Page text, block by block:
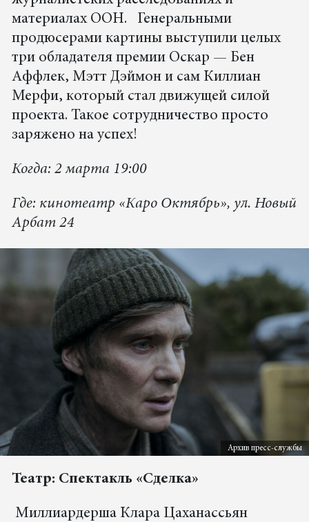
материалах ООН. Генеральными
продюсерами картины выступили целых
три обладателя премии Оскар — Бен
Аффлек, Мэтт Дэймон и сам Киллиан
Мерфи, который стал движущей силой
проекта. Такое сотрудничество просто
заряжено на успех!
Когда: 2 марта 19:00
Где: кинотеатр «Каро Октябрь», ул. Новый
Арбат 24
Архив пресс-службы
Театр: Спектакль «Сделка»
Миллиардерша Клара Цаханассьян